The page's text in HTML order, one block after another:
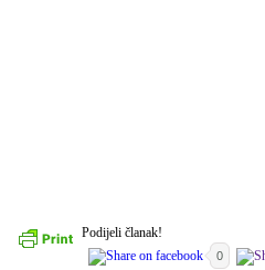
Podijeli članak!
0